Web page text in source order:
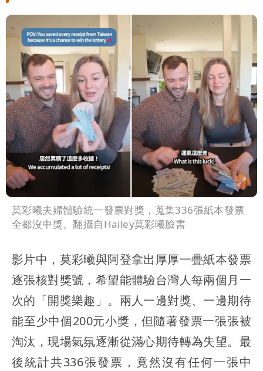
莫彩曦夫婦體驗統一發票對獎，蒐集336張紙本發票
全都沒中獎。翻攝自Hailey莫彩曦臉書
影片中，莫彩曦與阿登拿出厚厚一疊紙本發票
逐張核對獎號，希望能體驗台灣人每兩個月一
次的「開獎樂趣」。兩人一邊對獎、一邊期待
能至少中個200元小獎，但隨著發票一張張被
淘汰，現場氣氛逐漸從滿心期待轉為失望。最
後統計共336張發票，竟然沒有任何一張中